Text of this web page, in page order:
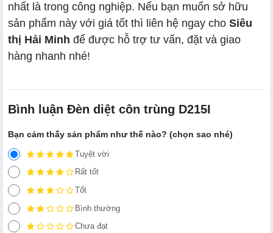
nhất là trong công nghiệp. Nếu bạn muốn sở hữu
sản phẩm này với giá tốt thì liên hệ ngay cho Siêu
thị Hải Minh để được hỗ trợ tư vấn, đặt và giao
hàng nhanh nhé!
Bình luận Đèn diệt côn trùng D215I
Bạn cảm thấy sản phẩm như thế nào? (chọn sao nhé)
Tuyệt vời
Rất tốt
Tốt
Bình thường
Chưa đạt